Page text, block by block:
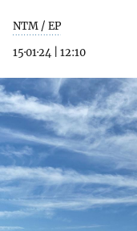
NTM / EP
15·01·24
12:10